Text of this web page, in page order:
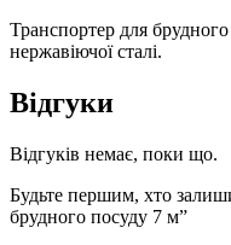
Транспортер для
нержавіючої сталі.
Відгуки
Відгуків немає, поки що.
Будьте першим, хто
брудного посуду 7 м”